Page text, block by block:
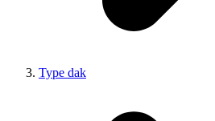
Type dak